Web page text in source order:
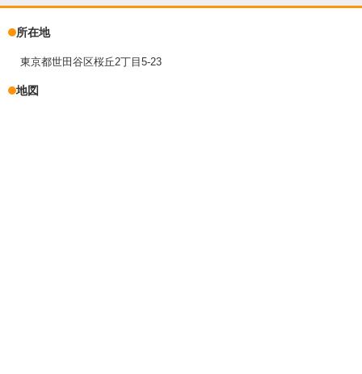
所在地
東京都世田谷区桜丘2丁目5-23
地図